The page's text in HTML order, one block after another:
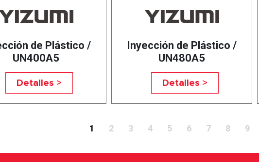
de Plástico /
UN400A5
Detalles >
Inyección de Plástico /
UN480A5
Detalles >
1 2 3 4 5 6 7 8 9